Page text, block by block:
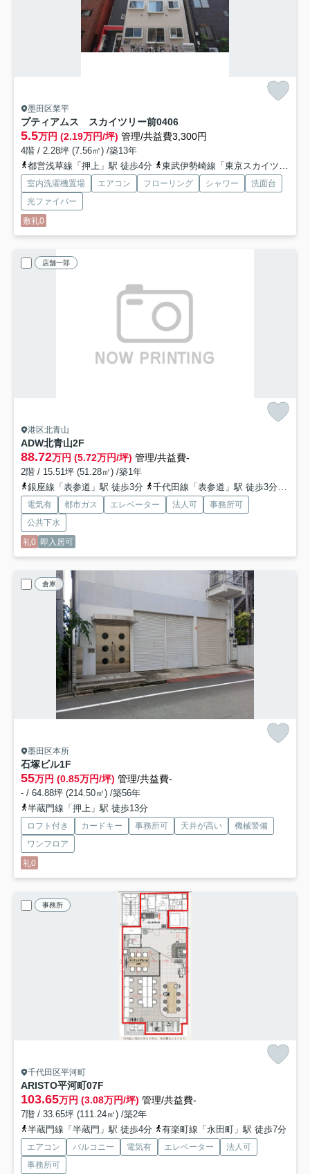
墨田区業平
プティアムス スカイツリー前0406
5.5万円 (2.19万円/坪) 管理/共益費3,300円
4階 / 2.28坪 (7.56㎡) /築13年
都営浅草線「押上」駅 徒歩4分
東武伊勢崎線「東京スカイツリー」駅 徒歩7分
室内洗濯機置場 エアコン フローリング シャワー
洗面台
光ファイバー
敷礼0
店舗一部
港区北青山
ADW北青山2F
88.72万円 (5.72万円/坪) 管理/共益費-
2階 / 15.51坪 (51.28㎡) /築1年
銀座線「表参道」駅 徒歩3分
千代田線「表参道」駅 徒歩3分
電気有 都市ガス エレベーター 法人可
事務所可
公共下水
礼0 即入居可
倉庫
墨田区本所
石塚ビル1F
55万円 (0.85万円/坪) 管理/共益費-
- / 64.88坪 (214.50㎡) /築56年
半蔵門線「押上」駅 徒歩13分
ロフト付き カードキー 事務所可 天井が高い
機械警備
ワンフロア
礼0
事務所
千代田区平河町
ARISTO平河町07F
103.65万円 (3.08万円/坪) 管理/共益費-
7階 / 33.65坪 (111.24㎡) /築2年
半蔵門線「半蔵門」駅 徒歩4分
有楽町線「永田町」駅 徒歩7分
エアコン バルコニー 電気有 エレベーター
法人可
事務所可